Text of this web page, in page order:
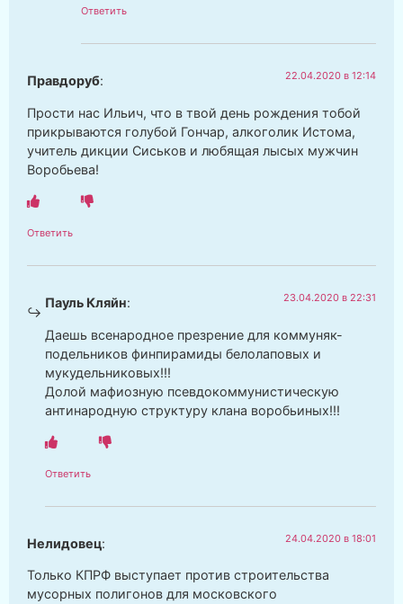
Ответить
Правдоруб: 22.04.2020 в 12:14
Прости нас Ильич, что в твой день рождения тобой
прикрываются голубой Гончар, алкоголик Истома,
учитель дикции Сиськов и любящая лысых мужчин
Воробьева!
Ответить
Пауль Кляйн: 23.04.2020 в 22:31
Даешь всенародное презрение для коммуняк-
подельников финпирамиды белолаповых и
мукудельниковых!!!
Долой мафиозную псевдокоммунистическую
антинародную структуру клана воробьиных!!!
Ответить
Нелидовец: 24.04.2020 в 18:01
Только КПРФ выступает против строительства
мусорных полигонов для московского